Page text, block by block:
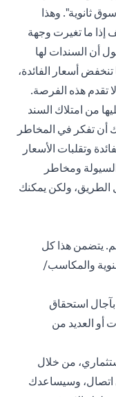
ثانوية". وهذا
إذا ما تغيرت وجهة
أن السندات لها
أسعار الفائدة،
تقدم هذه الفرصة.
من امتلاك السند
أن تفكر في المخاطر
وتقلبات الأسعار
ومخاطر
ولكن يمكنك
يتضمن هذا كل
والمكاسب/
استحقاق
أو العديد من
، من خلال
اتصال، وسيساعدك